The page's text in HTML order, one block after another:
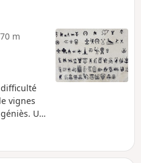
m
difficulté
vignes
Un